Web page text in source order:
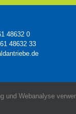
48632 0
48632 33
Webanalyse